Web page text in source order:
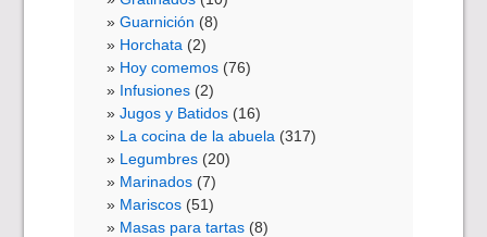
Guarnición (8)
Horchata (2)
Hoy comemos (76)
Infusiones (2)
Jugos y Batidos (16)
La cocina de la abuela (317)
Legumbres (20)
Marinados (7)
Mariscos (51)
Masas para tartas (8)